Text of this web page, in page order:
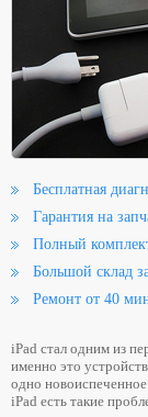
Бесплатная
Гарантия на
Полный
Большой склад
Ремонт от 40
iPad стал одним из
именно это
одно
iPad есть такие